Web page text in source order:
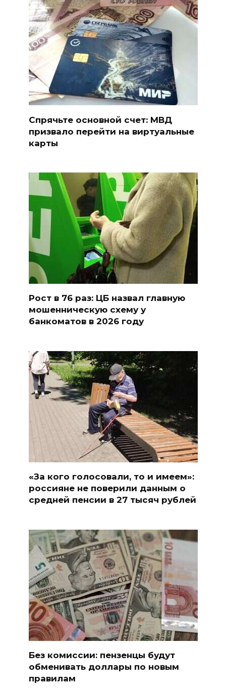
Спрячьте основной счет: МВД
призвало перейти на виртуальные
карты
Рост в 76 раз: ЦБ назвал главную
мошенническую схему у
банкоматов в 2026 году
«За кого голосовали, то и имеем»:
россияне не поверили данным о
средней пенсии в 27 тысяч рублей
Без комиссии: пензенцы будут
обменивать доллары по новым
правилам